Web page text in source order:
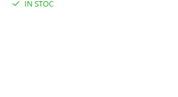
IN STOC